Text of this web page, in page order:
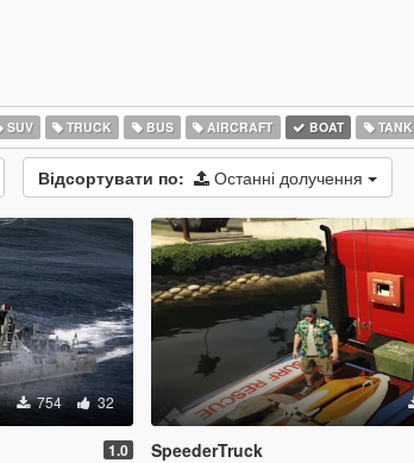
SUV TRUCK BUS AIRCRAFT BOAT TANK
Відсортувати по: Останні долучення
754 32
1.0 SpeederTruck